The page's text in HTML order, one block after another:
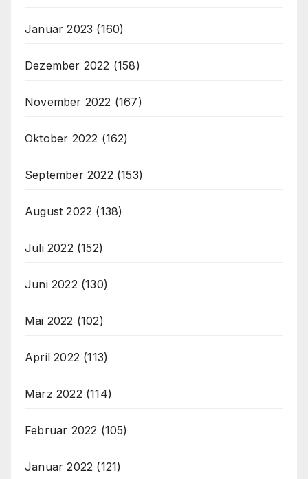
Januar 2023 (160)
Dezember 2022 (158)
November 2022 (167)
Oktober 2022 (162)
September 2022 (153)
August 2022 (138)
Juli 2022 (152)
Juni 2022 (130)
Mai 2022 (102)
April 2022 (113)
März 2022 (114)
Februar 2022 (105)
Januar 2022 (121)